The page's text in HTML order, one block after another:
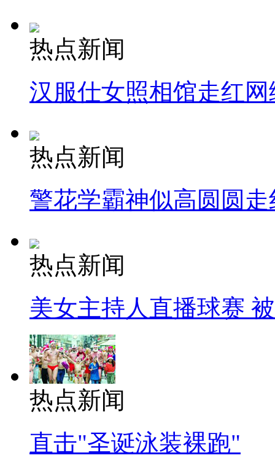
热点新闻
汉服仕女照相馆走红网
热点新闻
警花学霸神似高圆圆走
热点新闻
美女主持人直播球赛
热点新闻
直击"圣诞泳装裸跑"